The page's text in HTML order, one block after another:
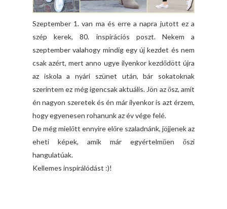
Szeptember 1. van ma és erre a napra jutott ez a
szép kerek, 80. inspirációs poszt. Nekem a
szeptember valahogy mindig egy új kezdet és nem
csak azért, mert anno ugye ilyenkor kezdődött újra
az iskola a nyári szünet után, bár sokatoknak
szerintem ez még igencsak aktuális. Jön az ősz, amit
én nagyon szeretek és én már ilyenkor is azt érzem,
hogy egyenesen rohanunk az év vége felé.
De még mielőtt ennyire előre szaladnánk, jöjjenek az
eheti képek, amik már egyértelműen őszi
hangulatúak.
Kellemes inspirálódást :)!